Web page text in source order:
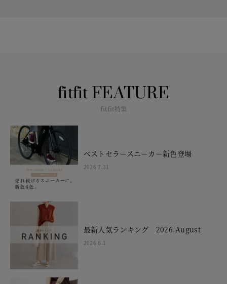
fitfit FEATURE
fitfit特集
ベストセラースニーカー新色登場
2026.7.31
最新人気ランキング 2026.August
2026.6.1